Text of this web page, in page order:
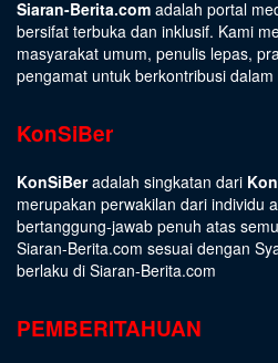
Siaran-Berita.com adalah portal
bersifat terbuka dan inklusif. Kami
masyarakat umum, penulis lepas,
pengamat untuk berkontribusi
KonSiBer
KonSiBeradalah singkatan dari
merupakan perwakilan dari individu
bertanggung-jawab penuh atas
Siaran-Berita.com sesuai dengan
berlaku di Siaran-Berita.com
PEMBERITAHUAN